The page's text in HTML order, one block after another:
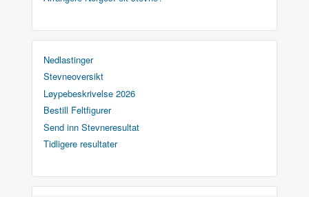
Nedlastinger
Stevneoversikt
Løypebeskrivelse 2026
Bestill Feltfigurer
Send inn Stevneresultat
Tidligere resultater